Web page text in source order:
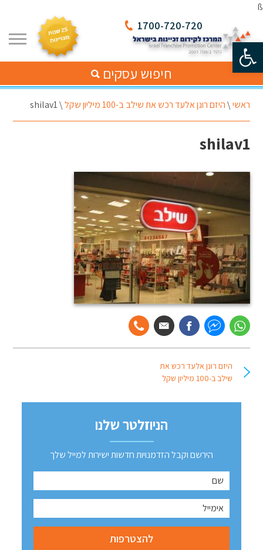
פתח סרגל נגישות
ß
1700-720-720
חיפוש עסקים
ראשי\היזם רונן אלעד רכש את שילב ב-100 מיליון שקל \
shilav1
shilav1
היזם רונן אלעד רכש את
שילב ב-100 מיליון שקל
הניוזלטר שלנו
הירשם וקבל הזדמנויות חדשות ישירות למייל שלך